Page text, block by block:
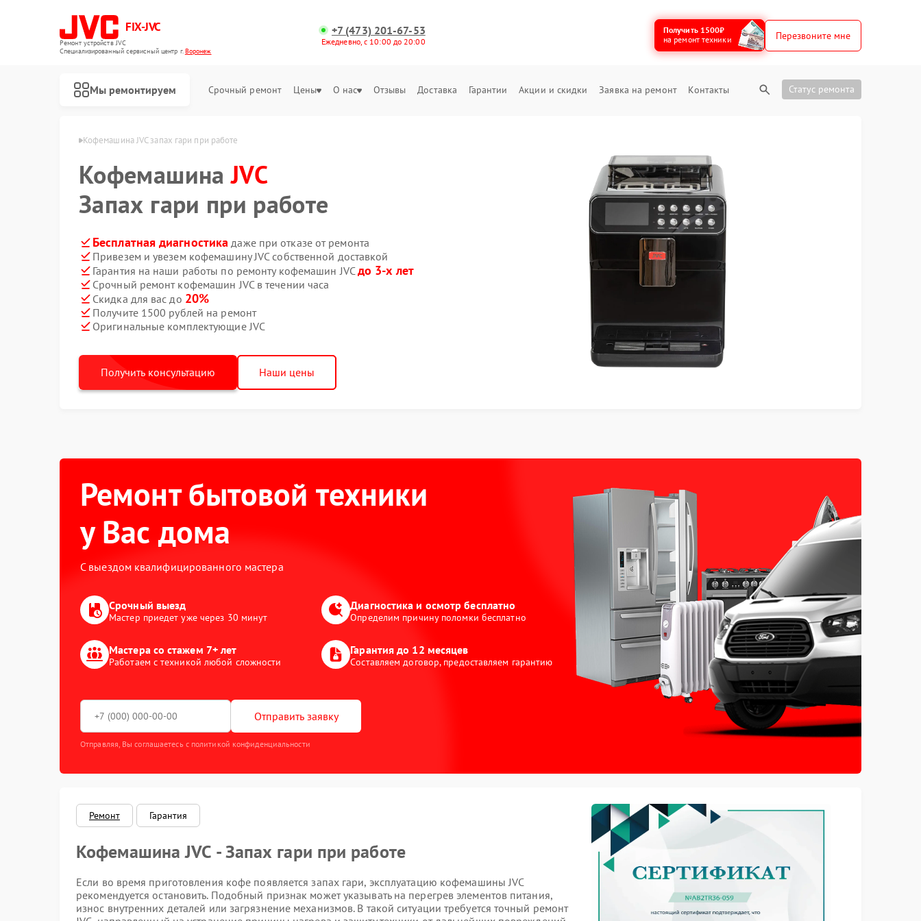
FIX-JVC
Ремонт устройств JVC
Специализированный cервисный центр г.Воронеж
+7 (473) 201-67-53
Ежедневно, с 10:00 до 20:00
Получить 1500₽
на ремонт техники
Перезвоните мне
Мы ремонтируем Срочный ремонт Цены О нас Отзывы Доставка Гарантии Акции и скидки Заявка на ремонт Контакты Статус ремонта
Кофемашина JVC запах гари при работе
КофемашинаJVC
Запах гари при работе
Бесплатная диагностика даже при отказе от ремонта
Привезем и увезем кофемашину JVC собственной доставкой
Гарантия на наши работы по ремонту кофемашин JVCдо 3-х лет
Срочный ремонт кофемашин JVC в течении часа
Скидка для вас до 20%
Получите 1500 рублей на ремонт
Оригинальные комплектующие JVC
Получить консультацию Наши цены
Ремонт бытовой техники
у Вас дома
С выездом квалифицированного мастера
Срочный выезд
Мастер приедет уже через 30 минут
Диагностика и осмотр бесплатно
Определим причину поломки бесплатно
Мастера со стажем 7+ лет
Работаем с техникой любой сложности
Гарантия до 12 месяцев
Составляем договор, предоставляем гарантию
Отправить заявку
Отправляя, Вы соглашаетесь с политикой конфиденциальности
Ремонт Гарантия
Кофемашина JVC - Запах гари при работе
Если во время приготовления кофе появляется запах гари, эксплуатацию кофемашины JVC
рекомендуется остановить. Подобный признак может указывать на перегрев элементов питания,
износ внутренних деталей или загрязнение механизмов. В такой ситуации требуется точный ремонт